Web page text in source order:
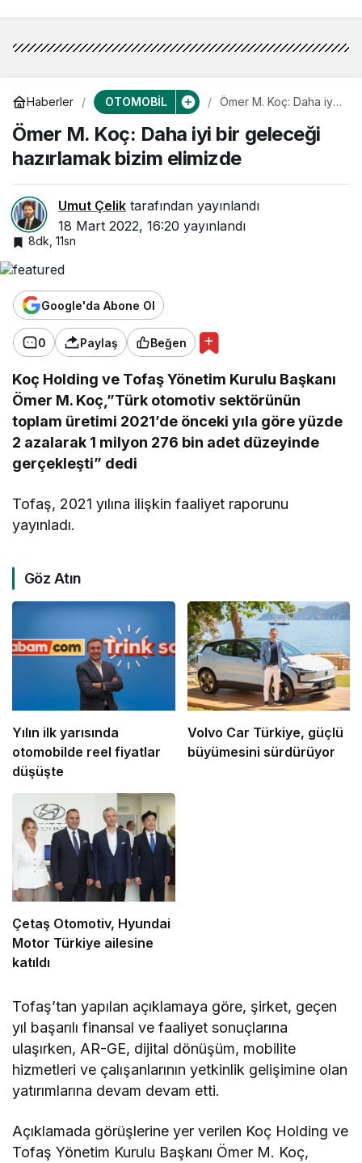
Haberler OTOMOBİL
Ömer M. Koç: Daha iyi
hazırlamak bizim
elimizde
Ömer M. Koç: Daha iyi bir geleceği
hazırlamak bizim elimizde
Umut Çelik tarafından yayınlandı
18 Mart 2022, 16:20 yayınlandı
8dk, 11sn
Google'da Abone Ol
0 Paylaş Beğen
Koç Holding ve Tofaş Yönetim Kurulu Başkanı
Ömer M. Koç,”Türk otomotiv sektörünün
toplam üretimi 2021’de önceki yıla göre yüzde
2 azalarak 1 milyon 276 bin adet düzeyinde
gerçekleşti” dedi
Tofaş, 2021 yılına ilişkin faaliyet raporunu
yayınladı.
Göz Atın
Yılın ilk yarısında
otomobilde reel fiyatlar
düşüşte
Volvo Car Türkiye, güçlü
büyümesini sürdürüyor
Çetaş Otomotiv, Hyundai
Motor Türkiye ailesine
katıldı
Tofaş’tan yapılan açıklamaya göre, şirket, geçen
yıl başarılı finansal ve faaliyet sonuçlarına
ulaşırken, AR-GE, dijital dönüşüm, mobilite
hizmetleri ve çalışanlarının yetkinlik gelişimine olan
yatırımlarına devam devam etti.
Açıklamada görüşlerine yer verilen Koç Holding ve
Tofaş Yönetim Kurulu Başkanı Ömer M. Koç,